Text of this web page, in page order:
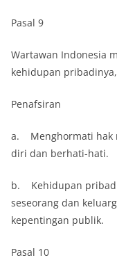
Pasal 9
Wartawan Indonesia
kehidupan
Penafsiran
a. Menghormati hak
diri dan berhati-hati.
b. Kehidupan pribadi
seseorang dan
kepentingan publik.
Pasal 10